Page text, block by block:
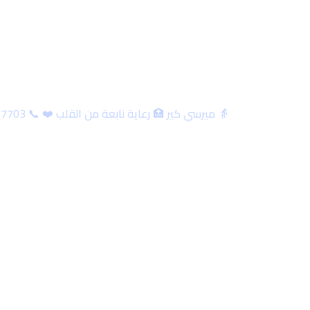
👵 ميرسي كير 🏥 رعاية نابعة من القلب ❤️ 📞 01001177703